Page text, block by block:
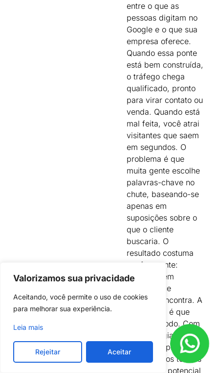
Valorizamos sua privacidade
Aceitando, você permite o uso de cookies
para melhorar sua experiência.
Leia mais
Rejeitar Aceitar
entre o que as
pessoas digitam no
Google e o que sua
empresa oferece.
Quando essa ponte
está bem construída,
o tráfego chega
qualificado, pronto
para virar contato ou
venda. Quando está
mal feita, você atrai
visitantes que saem
em segundos. O
problema é que
muita gente escolhe
palavras-chave no
chute, baseando-se
apenas em
suposições sobre o
que o cliente
buscaria. O
resultado costuma
ser frustrante:
páginas bem
escritas que
ninguém encontra. A
boa notícia é que
existe método. Com
as estratégias
certas, dá para
identificar os termos
com maior potencial